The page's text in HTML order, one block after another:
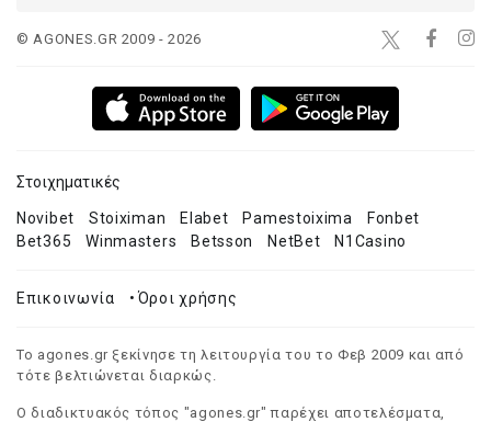
© AGONES.GR 2009 - 2026
Στοιχηματικές
Novibet Stoiximan Elabet Pamestoixima
Fonbet
Bet365
Winmasters Betsson NetBet N1Casino
Επικοινωνία •Όροι χρήσης
Το agones.gr ξεκίνησε τη λειτουργία του το Φεβ 2009 και από
τότε βελτιώνεται διαρκώς.
Ο διαδικτυακός τόπος "agones.gr" παρέχει αποτελέσματα,